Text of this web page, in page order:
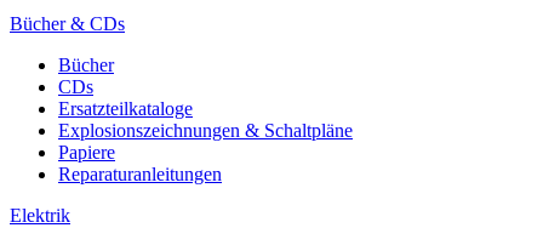
Bücher & CDs
Bücher
CDs
Ersatzteilkataloge
Explosionszeichnungen & Schaltpläne
Papiere
Reparaturanleitungen
Elektrik